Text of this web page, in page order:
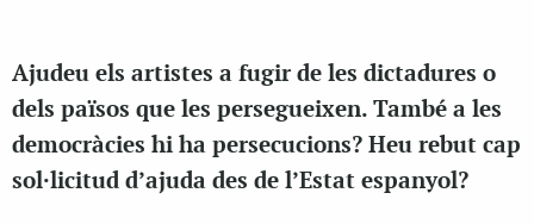
Ajudeu els artistes a fugir de les dictadures o
dels països que les persegueixen. També a les
democràcies hi ha persecucions? Heu rebut cap
sol·licitud d’ajuda des de l’Estat espanyol?